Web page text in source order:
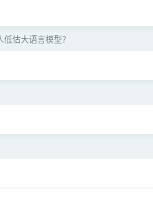
估大语言模型？